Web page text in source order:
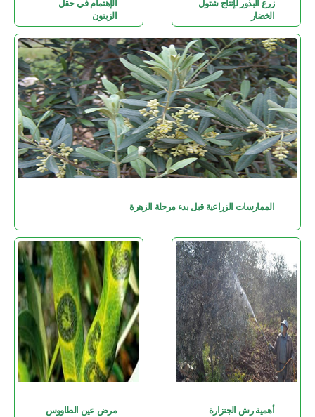
زرع البذور لإنتاج شتول
الخضار
الإهتمام في حقل
الزيتون
الممارسات الزراعية قبل بدء مرحلة الزهرة
أهمية رش الجنزارة
مرض عين الطاووس